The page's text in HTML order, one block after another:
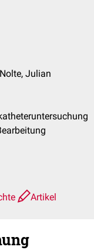
Julian
Artikel